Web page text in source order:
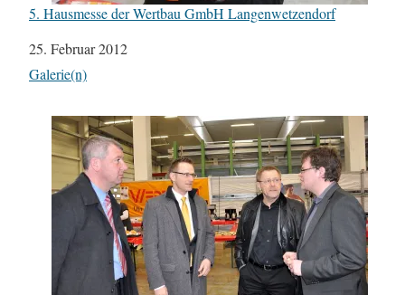
5. Hausmesse der Wertbau GmbH Langenwetzendorf
Datum
25. Februar 2012
In Bezug auf
Galerie(n)